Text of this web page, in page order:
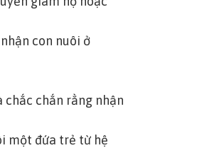
con nuôi ở
chắc chắn rằng nhận
một đứa trẻ từ hệ